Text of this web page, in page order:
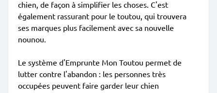
chien, de façon à simplifier les choses. C'est
également rassurant pour le toutou, qui trouvera
ses marques plus facilement avec sa nouvelle
nounou.
Le système d'Emprunte Mon Toutou permet de
lutter contre l'abandon : les personnes très
occupées peuvent faire garder leur chien